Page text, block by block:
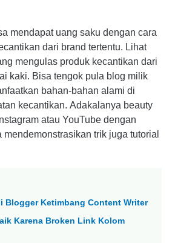
mendapat uang saku dengan cara
dari brand tertentu. Lihat
mengulas produk kecantikan dari
kaki. Bisa tengok pula blog milik
bahan-bahan alami di
kecantikan. Adakalanya beauty
atau YouTube dengan
trik juga tutorial
Blogger Ketimbang Content Writer
Karena Broken Link Kolom